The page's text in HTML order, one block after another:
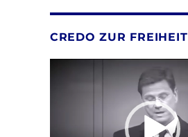
CREDO ZUR FREIHEIT